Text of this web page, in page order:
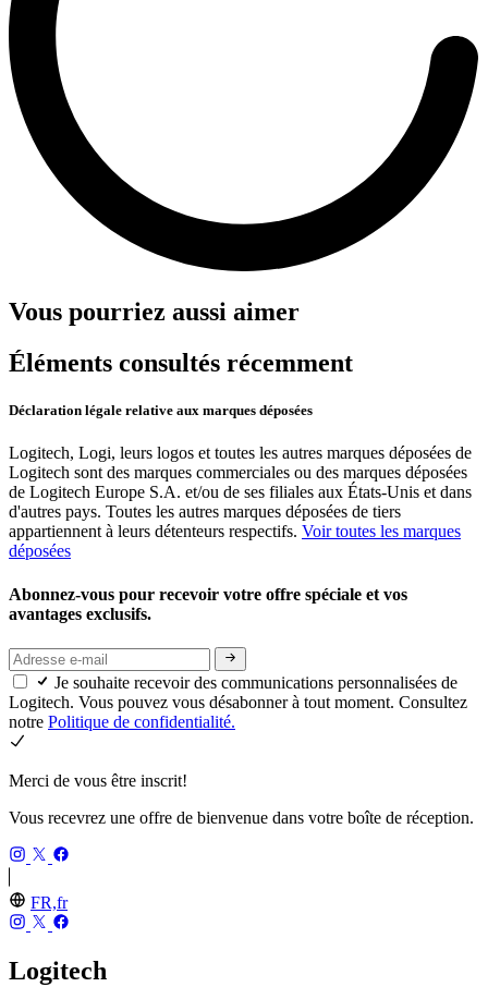
Vous pourriez aussi aimer
Éléments consultés récemment
Déclaration légale relative aux marques déposées
Logitech, Logi, leurs logos et toutes les autres marques déposées de
Logitech sont des marques commerciales ou des marques déposées
de Logitech Europe S.A. et/ou de ses filiales aux États-Unis et dans
d'autres pays. Toutes les autres marques déposées de tiers
appartiennent à leurs détenteurs respectifs. Voir toutes les marques
déposées
Abonnez-vous pour recevoir votre offre spéciale et vos
avantages exclusifs.
Je souhaite recevoir des communications personnalisées de
Logitech. Vous pouvez vous désabonner à tout moment. Consultez
notre Politique de confidentialité.
Merci de vous être inscrit!
Vous recevrez une offre de bienvenue dans votre boîte de réception.
FR,fr
Logitech